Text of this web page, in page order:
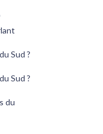
Sud ?
Sud ?
du